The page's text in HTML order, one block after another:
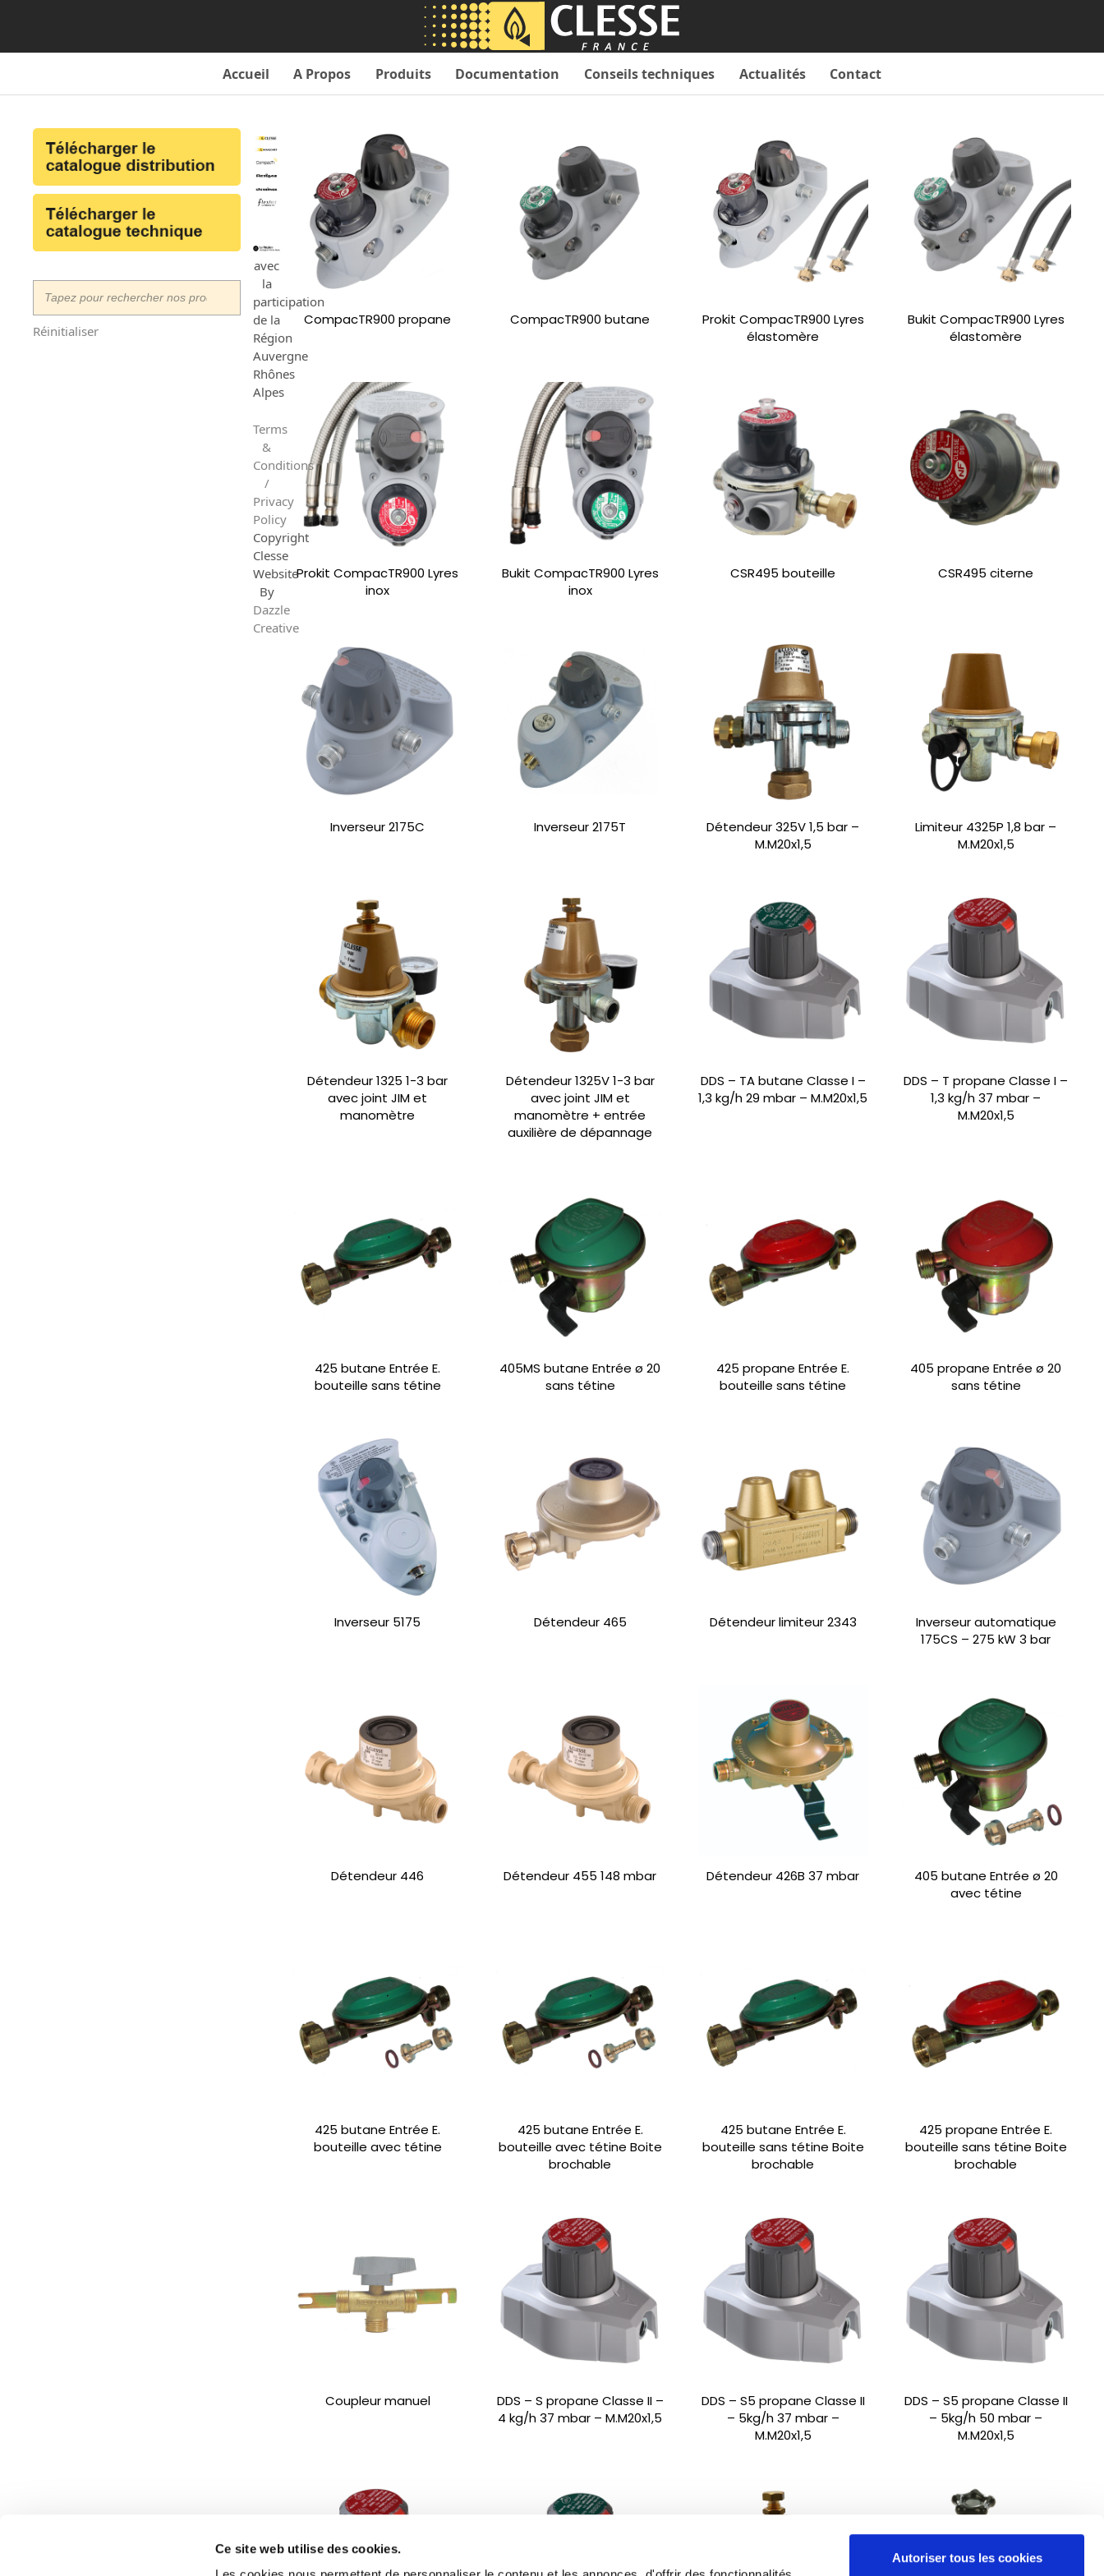
Ce site web utilise des cookies.
Autoriser tous les cookies
Accueil A Propos Produits Documentation Conseils techniques Actualités Contact
CompacTR900 propane CompacTR900 butane
Prokit CompacTR900 Lyres
élastomère
Bukit CompacTR900 Lyres
élastomère
Prokit CompacTR900 Lyres
inox
Bukit CompacTR900 Lyres
inox
CSR495 bouteille CSR495 citerne
Inverseur 2175C Inverseur 2175T
Détendeur 325V 1,5 bar –
M.M20x1,5
Limiteur 4325P 1,8 bar –
M.M20x1,5
Détendeur 1325 1-3 bar
avec joint JIM et
manomètre
Détendeur 1325V 1-3 bar
avec joint JIM et
manomètre + entrée
auxilière de dépannage
DDS – TA butane Classe I –
1,3 kg/h 29 mbar – M.M20x1,5
DDS – T propane Classe I –
1,3 kg/h 37 mbar –
M.M20x1,5
425 butane Entrée E.
bouteille sans tétine
405MS butane Entrée ø 20
sans tétine
425 propane Entrée E.
bouteille sans tétine
405 propane Entrée ø 20
sans tétine
Inverseur 5175 Détendeur 465 Détendeur limiteur 2343
Inverseur automatique
175CS – 275 kW 3 bar
Détendeur 446 Détendeur 455 148 mbar Détendeur 426B 37 mbar
405 butane Entrée ø 20
avec tétine
425 butane Entrée E.
bouteille avec tétine
425 butane Entrée E.
bouteille avec tétine Boite
brochable
425 butane Entrée E.
bouteille sans tétine Boite
brochable
425 propane Entrée E.
bouteille sans tétine Boite
brochable
Coupleur manuel
DDS – S propane Classe II –
4 kg/h 37 mbar – M.M20x1,5
DDS – S5 propane Classe II
– 5kg/h 37 mbar –
M.M20x1,5
DDS – S5 propane Classe II
– 5kg/h 50 mbar –
M.M20x1,5
Réinitialiser
avec
la
participation
de la
Région
Auvergne
Rhônes
Alpes
Terms
&
Conditions
/
Privacy
Policy
Copyright
Clesse
Website
By
Dazzle
Creative